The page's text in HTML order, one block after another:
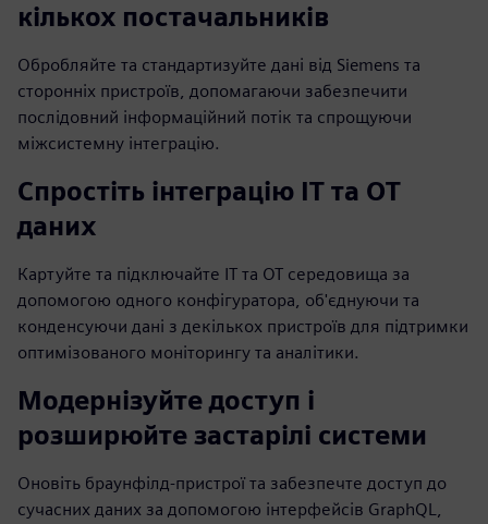
кількох постачальників
Обробляйте та стандартизуйте дані від Siemens та
сторонніх пристроїв, допомагаючи забезпечити
послідовний інформаційний потік та спрощуючи
міжсистемну інтеграцію.
Спростіть інтеграцію ІТ та ОТ
даних
Картуйте та підключайте ІТ та ОТ середовища за
допомогою одного конфігуратора, об'єднуючи та
конденсуючи дані з декількох пристроїв для підтримки
оптимізованого моніторингу та аналітики.
Модернізуйте доступ і
розширюйте застарілі системи
Оновіть браунфілд-пристрої та забезпечте доступ до
сучасних даних за допомогою інтерфейсів GraphQL,